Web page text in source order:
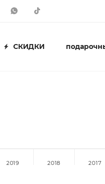
СКИДКИ
2019 2018 2017